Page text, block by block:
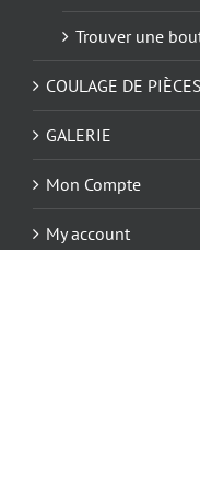
Trouver une
COULAGE DE
GALERIE
Mon Compte
My account